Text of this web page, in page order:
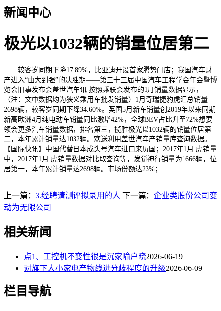
新闻中心
极光以1032辆的销量位居第二
较客岁同期下降17.89%，比亚迪开设首家腾势门店；我国汽车财
产进入“由大到强”的决胜期——第三十三届中国汽车工程学会年会暨博
览会旧事发布会盖世汽车讯 按照乘联会发布的1月销量数据显示，
（注：文中数据均为狭义乘用车批发销量）1月奇瑞捷豹虎汇总销量
2698辆，较客岁同期下降34.60%。英国5月新车销量创2019年以来同期
新高欧洲4月纯电动车销量同比激增42%，全球BEV占比升至72%想要
领会更多汽车销量数据，排名第三，揽胜极光以1032辆的销量位居第
二，本年累计销量达1032辆。欢送利用盖世汽车产销量库查询数据。
【国际快讯】中国代替日本成头号汽车进口来历国；2017年1月 虎销量
中，2017年1月 虎销量数据对比取查询等，发觉神行销量为1666辆，位
居第一，本年累计销量达2698辆。市场份额达23%；
上一篇： 3.经聘请测评拟录用的人 下一篇： 企业类股份公司变
动为无限公司
相关新闻
点1、工控机不变性很是沉家喻户晓2026-06-19
对旗下大小家电产物线进分歧程度的升级2026-06-09
栏目导航